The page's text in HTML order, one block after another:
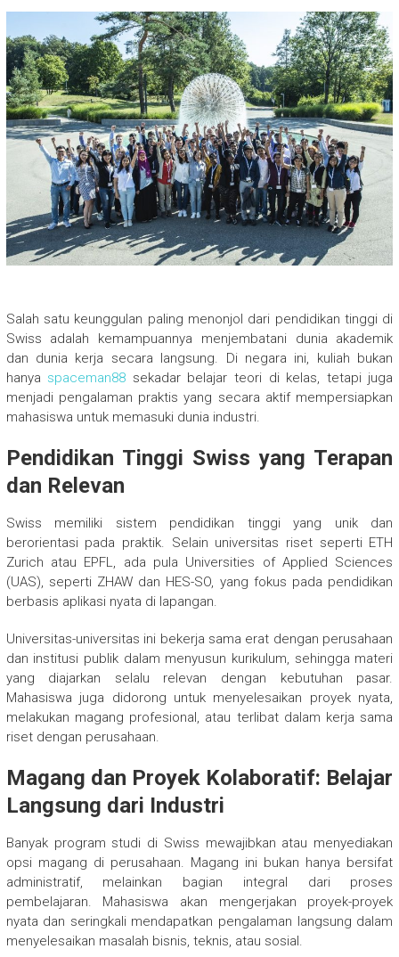
Salah satu keunggulan paling menonjol dari pendidikan tinggi di
Swiss adalah kemampuannya menjembatani dunia akademik
dan dunia kerja secara langsung. Di negara ini, kuliah bukan
hanya spaceman88 sekadar belajar teori di kelas, tetapi juga
menjadi pengalaman praktis yang secara aktif mempersiapkan
mahasiswa untuk memasuki dunia industri.
Pendidikan Tinggi Swiss yang Terapan
dan Relevan
Swiss memiliki sistem pendidikan tinggi yang unik dan
berorientasi pada praktik. Selain universitas riset seperti ETH
Zurich atau EPFL, ada pula Universities of Applied Sciences
(UAS), seperti ZHAW dan HES-SO, yang fokus pada pendidikan
berbasis aplikasi nyata di lapangan.
Universitas-universitas ini bekerja sama erat dengan perusahaan
dan institusi publik dalam menyusun kurikulum, sehingga materi
yang diajarkan selalu relevan dengan kebutuhan pasar.
Mahasiswa juga didorong untuk menyelesaikan proyek nyata,
melakukan magang profesional, atau terlibat dalam kerja sama
riset dengan perusahaan.
Magang dan Proyek Kolaboratif: Belajar
Langsung dari Industri
Banyak program studi di Swiss mewajibkan atau menyediakan
opsi magang di perusahaan. Magang ini bukan hanya bersifat
administratif, melainkan bagian integral dari proses
pembelajaran. Mahasiswa akan mengerjakan proyek-proyek
nyata dan seringkali mendapatkan pengalaman langsung dalam
menyelesaikan masalah bisnis, teknis, atau sosial.